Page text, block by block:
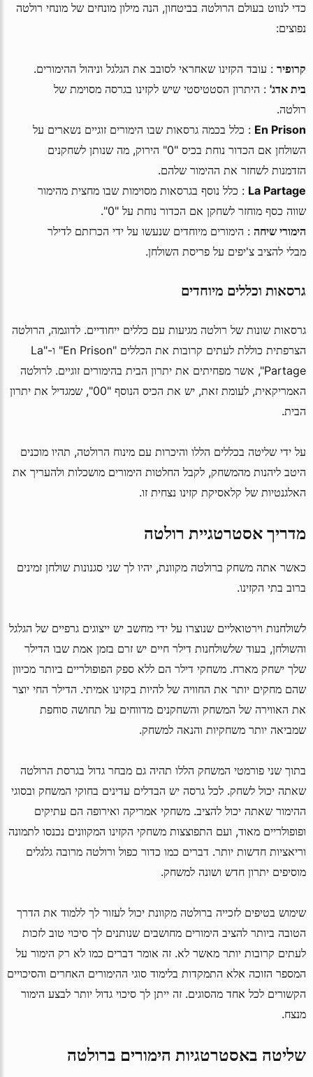
כדי לנווט בעולם הרולטה בביטחון, הנה מילון מונחים של מונחי רולטה
נפוצים:
קרופיר : עובד הקזינו שאחראי לסובב את הגלגל וניהול ההימורים.
בית אדג' : היתרון הסטטיסטי שיש לקזינו בגרסה מסוימת של
רולטה.
En Prison : כלל בכמה גרסאות שבו הימורים זוגיים נשארים על
השולחן אם הכדור נוחת בכיס "0" הירוק, מה שנותן לשחקנים
הזדמנות לשחזר את ההימור שלהם.
La Partage : כלל נוסף בגרסאות מסוימות שבו מחצית מהימור
שווה כסף מוחזר לשחקן אם הכדור נוחת על "0".
הימורי שיחה : הימורים מיוחדים שנעשו על ידי הכרזתם לדילר
מבלי להציב צ'יפים על פריסת השולחן.
גרסאות וכללים מיוחדים
גרסאות שונות של רולטה מגיעות עם כללים ייחודיים. לדוגמה, הרולטה
הצרפתית כוללת לעתים קרובות את הכללים "En Prison" ו-"La
Partage", אשר מפחיתים את יתרון הבית בהימורים זוגיים. לרולטה
האמריקאית, לעומת זאת, יש את הכיס הנוסף "00", שמגדיל את יתרון
הבית.
על ידי שליטה בכללים הללו והיכרות עם מינוח הרולטה, תהיו מוכנים
היטב ליהנות מהמשחק, לקבל החלטות הימורים מושכלות ולהעריך את
האלגנטיות של קלאסיקת קזינו נצחית זו.
מדריך אסטרטגיית רולטה
כאשר אתה משחק ברולטה מקוונת, יהיו לך שני סגנונות שולחן זמינים
ברוב בתי הקזינו.
לשולחנות וירטואליים שנוצרו על ידי מחשב יש ייצוגים גרפיים של הגלגל
והשולחן, בעוד שלשולחנות דילר חיים יש זרם בזמן אמת שבו הדילר
שלך ישחק מארח. משחקי דילר הם ללא ספק הפופולריים ביותר מכיוון
שהם מחקים יותר את החוויה של להיות בקזינו אמיתי. הדילר החי יוצר
את האווירה של המשחק והשחקנים מדווחים על תחושה סוחפת
שמביאה יותר משחקיות והנאה למשחק.
בתוך שני פורמטי המשחק הללו תהיה גם מבחר גדול בגרסת הרולטה
שאתה יכול לשחק. לכל גרסה יש הבדלים עדינים בחוקי המשחק ובסוגי
ההימור שאתה יכול להציב. משחקי אמריקה ואירופה הם עתיקים
ופופולריים מאוד, ועם התפוצצות משחקי הקזינו המקוונים נכנסו לתמונה
וריאציות חדשות יותר. דברים כמו כדור כפול ורולטה מרובה גלגלים
מוסיפים יתרון חדש ושונה למשחק.
שימוש בטיפים לזכייה ברולטה מקוונת יכול לעזור לך ללמוד את הדרך
הטובה ביותר להציב הימורים מחושבים שנותנים לך סיכוי טוב לזכות
לעתים קרובות יותר מאשר לא. זה אומר דברים כמו לא רק הימור על
המספר הזוכה אלא התמקדות בלימוד סוגי ההימורים האחרים והסיכויים
הקשורים לכל אחד מהסוגים. זה ייתן לך סיכוי גדול יותר לבצע הימור
מנצח.
שליטה באסטרטגיות הימורים ברולטה